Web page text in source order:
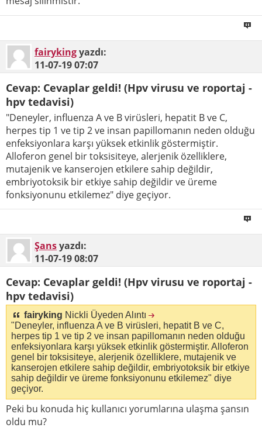
fairykingyazdı:
11-07-1907:07
Cevap: Cevaplar geldi! (Hpv virusu ve roportaj -
hpv tedavisi)
"Deneyler, influenza A ve B virüsleri, hepatit B ve C,
herpes tip 1 ve tip 2 ve insan papillomanın neden olduğu
enfeksiyonlara karşı yüksek etkinlik göstermiştir.
Alloferon genel bir toksisiteye, alerjenik özelliklere,
mutajenik ve kanserojen etkilere sahip değildir,
embriyotoksik bir etkiye sahip değildir ve üreme
fonksiyonunu etkilemez" diye geçiyor.
Şansyazdı:
11-07-1908:07
Cevap: Cevaplar geldi! (Hpv virusu ve roportaj -
hpv tedavisi)
fairyking Nickli Üyeden Alıntı
"Deneyler, influenza A ve B virüsleri, hepatit B ve C,
herpes tip 1 ve tip 2 ve insan papillomanın neden olduğu
enfeksiyonlara karşı yüksek etkinlik göstermiştir. Alloferon
genel bir toksisiteye, alerjenik özelliklere, mutajenik ve
kanserojen etkilere sahip değildir, embriyotoksik bir etkiye
sahip değildir ve üreme fonksiyonunu etkilemez" diye
geçiyor.
Peki bu konuda hiç kullanıcı yorumlarına ulaşma şansın
oldu mu?